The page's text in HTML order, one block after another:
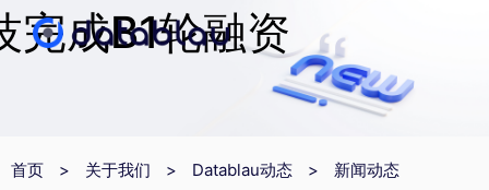
完成B1轮融资
首页 > 关于我们 > Datablau动态 > 新闻动态